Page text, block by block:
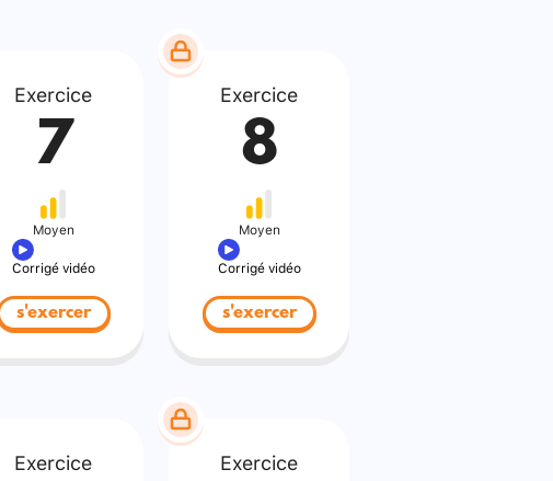
Exercice
7
Moyen
Corrigé vidéo
s'exercer
Exercice
8
Moyen
Corrigé vidéo
s'exercer
Exercice Exercice